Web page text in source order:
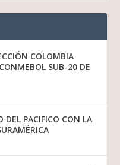
COLOMBIA
SUB-20 DE
DEL PACIFICO CON LA